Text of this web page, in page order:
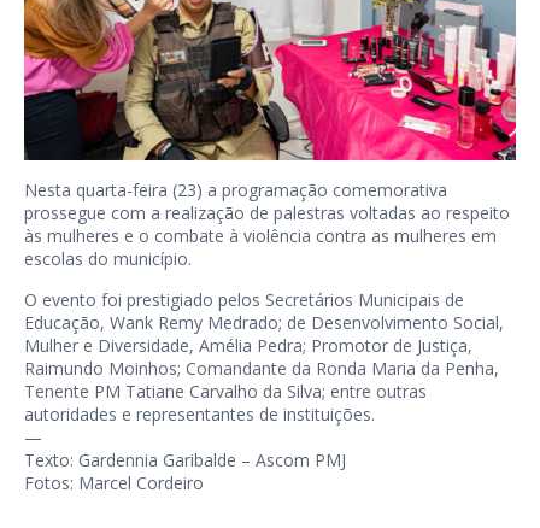
Nesta quarta-feira (23) a programação comemorativa
prossegue com a realização de palestras voltadas ao respeito
às mulheres e o combate à violência contra as mulheres em
escolas do município.
O evento foi prestigiado pelos Secretários Municipais de
Educação, Wank Remy Medrado; de Desenvolvimento Social,
Mulher e Diversidade, Amélia Pedra; Promotor de Justiça,
Raimundo Moinhos; Comandante da Ronda Maria da Penha,
Tenente PM Tatiane Carvalho da Silva; entre outras
autoridades e representantes de instituições.
—
Texto: Gardennia Garibalde – Ascom PMJ
Fotos: Marcel Cordeiro